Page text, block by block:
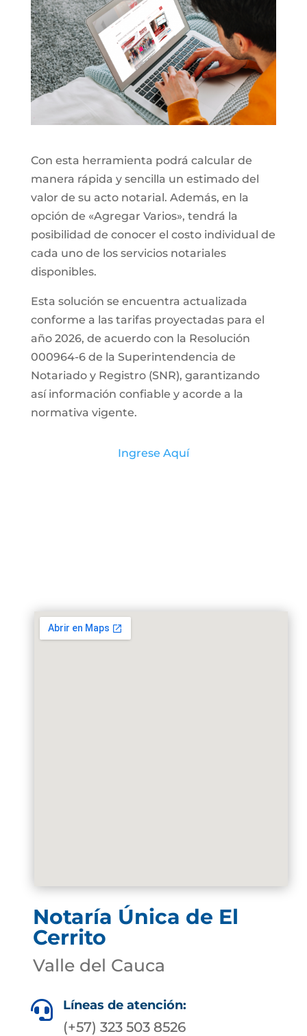
Con esta herramienta podrá calcular de
manera rápida y sencilla un estimado del
valor de su acto notarial. Además, en la
opción de «Agregar Varios», tendrá la
posibilidad de conocer el costo individual de
cada uno de los servicios notariales
disponibles.
Esta solución se encuentra actualizada
conforme a las tarifas proyectadas para el
año 2026, de acuerdo con la Resolución
000964-6 de la Superintendencia de
Notariado y Registro (SNR), garantizando
así información confiable y acorde a la
normativa vigente.
Ingrese Aquí
Notaría Única de El
Cerrito
Valle del Cauca
 Líneas de atención:
(+57) 323 503 8526